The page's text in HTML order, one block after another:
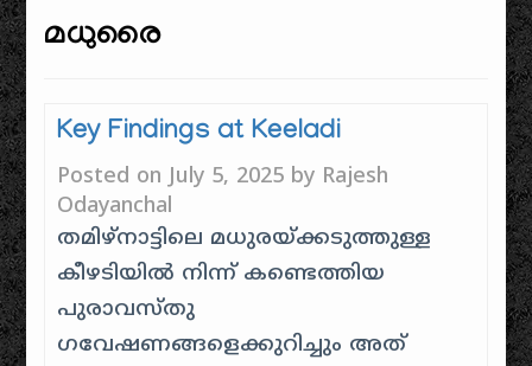
മധുരൈ
Key Findings at Keeladi
Posted on July 5, 2025 by Rajesh
Odayanchal
തമിഴ്നാട്ടിലെ മധുരയ്ക്കടുത്തുള്ള
കീഴടിയിൽ നിന്ന് കണ്ടെത്തിയ
പുരാവസ്തു
ഗവേഷണങ്ങളെക്കുറിച്ചും അത്